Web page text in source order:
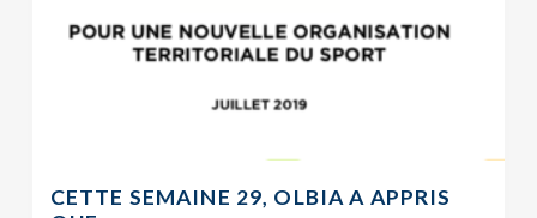
CETTE SEMAINE 29, OLBIA A APPRIS